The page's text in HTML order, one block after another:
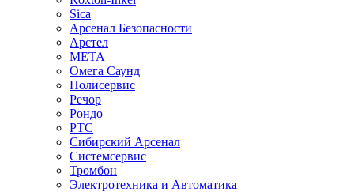
Sica
Арсенал Безопасности
Арстел
МЕТА
Омега Саунд
Полисервис
Речор
Рондо
РТС
Сибирский Арсенал
Системсервис
Тромбон
Электротехника и Автоматика